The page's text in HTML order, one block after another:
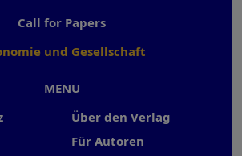
MENU
Über den Verlag
Für Autoren
Call for Papers
und Gesellschaft